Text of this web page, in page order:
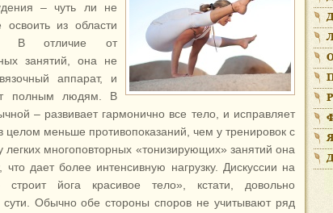
– чуть ли не
из области
В отличие от
занятий, она не
аппарат, и
полным людям. В
– развивает гармонично все тело, и исправляет
целом меньше противопоказаний, чем у тренировок с
многоповторных «тонизирующих» занятий она
что дает более интенсивную нагрузку. Дискуссии на
йога красивое тело», кстати, довольно
Обычно обе стороны споров не учитывают ряд